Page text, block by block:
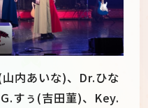
山内あいな)、Dr.ひな
すぅ(吉田菫)、Key.